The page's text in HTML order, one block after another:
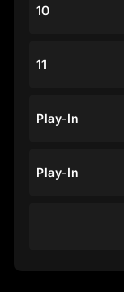
10
11
Play-In
Play-In